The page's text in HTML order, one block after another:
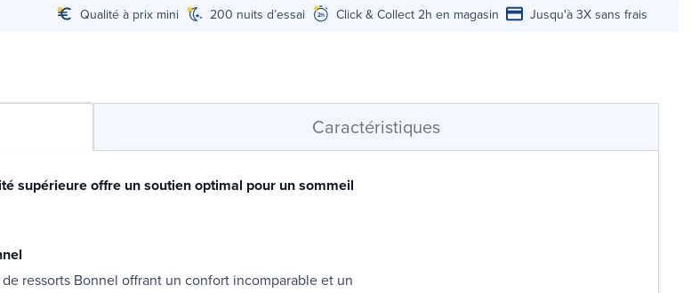
Qualité à prix mini 200 nuits d’essai Click & Collect 2h en magasin Jusqu'à 3X sans frais
Caractéristiques
supérieure offre un soutien optimal pour un sommeil
ressorts Bonnel offrant un confort incomparable et un